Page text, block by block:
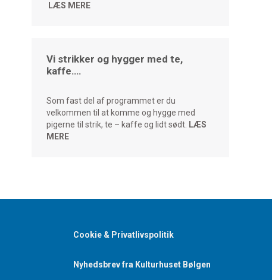
LÆS MERE
Vi strikker og hygger med te,
kaffe….
Som fast del af programmet er du
velkommen til at komme og hygge med
pigerne til strik, te – kaffe og lidt sødt. LÆS
MERE
Cookie & Privatlivspolitik
Nyhedsbrev fra Kulturhuset Bølgen